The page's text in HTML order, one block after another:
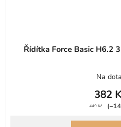
Řídítka Force Basic H6.2
Na
382
449 Kč